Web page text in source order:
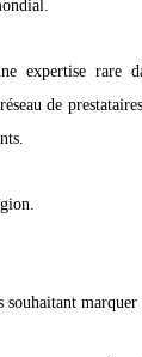
expertise rare
de
marquer